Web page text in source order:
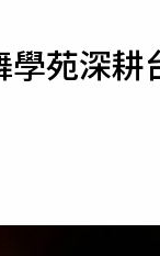
苑深耕